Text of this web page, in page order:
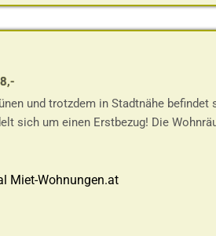
und trotzdem in Stadtnähe
sich um einen Erstbezug! Die
Miet-Wohnungen.at